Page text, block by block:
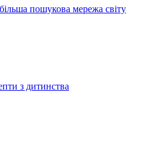
пошукова мережа світу
з дитинства